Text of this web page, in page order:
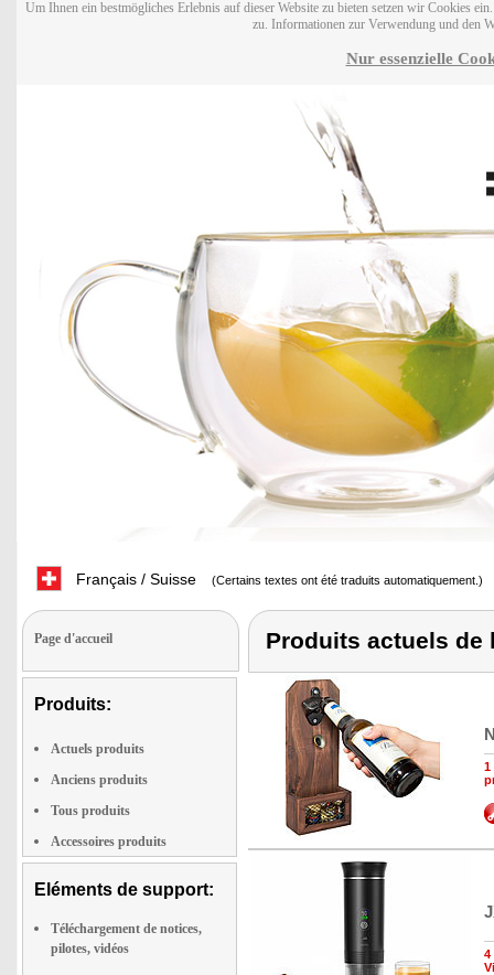
Um Ihnen ein bestmögliches Erlebnis auf dieser Website zu bieten setzen wir Cookies
zu. Informationen zur Verwendung und den
Nur essenzielle
Français / Suisse (Certains textes ont été traduits automatiquement.)
Page d'accueil
Produits:
Actuels produits
Anciens produits
Tous produits
Accessoires produits
Eléments de support:
Téléchargement de notices,
pilotes, vidéos
Produits actuels de
1
4